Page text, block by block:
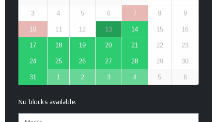
3 4 5 6 7 8 9
10 11 12 13 14 15 16
17 18 19 20 21 22 23
24 25 26 27 28 29 30
31 1 2 3 4 5 6
No blocks available.